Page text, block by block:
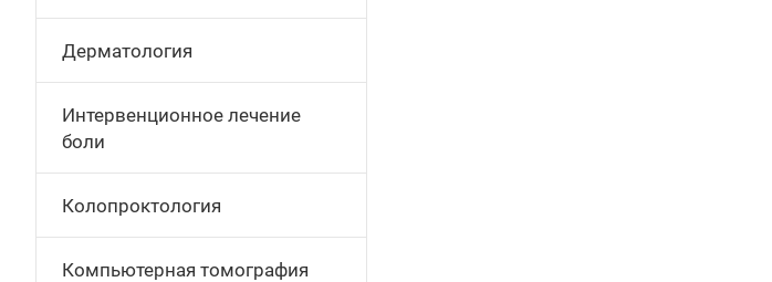
Дерматология
Интервенционное лечение
боли
Колопроктология
Компьютерная томография